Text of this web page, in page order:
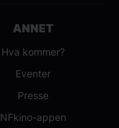
ANNET
Hva kommer?
Eventer
Presse
NFkino-appen